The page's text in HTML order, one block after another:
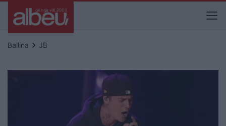
Ballina keyboard_arrow_right JB